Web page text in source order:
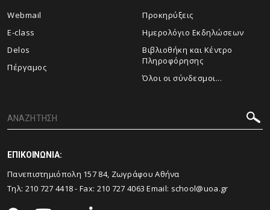
Webmail
E-class
Delos
Πέργαμος
Προκηρύξεις
Ημερολόγιο Εκδηλώσεων
Βιβλιοθήκη και Κέντρο
Πληροφόρησης
Όλοι οι σύνδεσμοι...
ΕΠΙΚΟΙΝΩΝΙΑ:
Πανεπιστημιόπολη 157 84, Ζωγράφου Αθήνα
Τηλ: 210 727 4418- Fax: 210 727 4063 Email: school@uoa.gr